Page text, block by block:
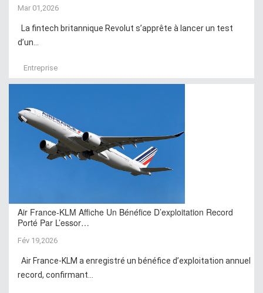
Mar 01,2026
La fintech britannique Revolut s’apprête à lancer un test
d’un...
Entreprise
Air France-KLM Affiche Un Bénéfice D’exploitation Record
Porté Par L’essor…
Fév 19,2026
Air France-KLM a enregistré un bénéfice d’exploitation annuel
record, confirmant...